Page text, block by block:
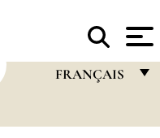
FRANÇAIS